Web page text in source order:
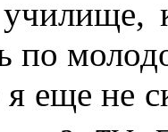
училище,
по
еще не